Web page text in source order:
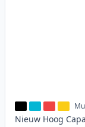
Nieuw Hoog